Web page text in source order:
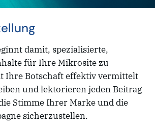
damit, spezialisierte,
für Ihre Mikrosite zu
Ihre Botschaft effektiv vermittelt
und lektorieren jeden Beitrag
Stimme Ihrer Marke und die
sicherzustellen.